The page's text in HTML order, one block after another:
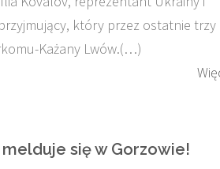
który przez ostatnie trzy
Każany Lwów.(…)
się w Gorzowie!